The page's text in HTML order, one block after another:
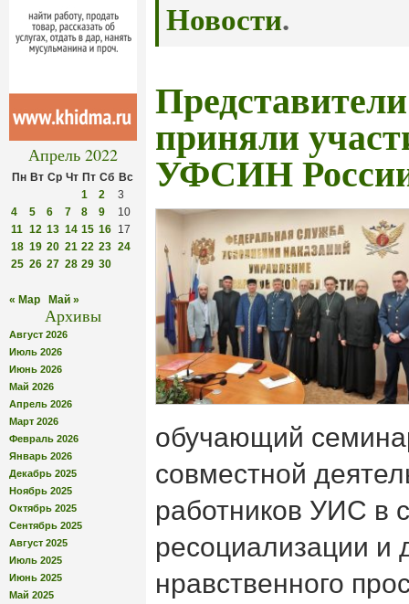
Апрель 2022
Пн Вт Ср Чт Пт Сб Вс
1
2
3
4
5 6 7 8 9
10
11 12 13 14 15 16 17
18 19 20 21 22 23 24
25 26 27 28 29 30
« Мар Май »
Архивы
Август 2026
Июль 2026
Июнь 2026
Май 2026
Апрель 2026
Март 2026
Февраль 2026
Январь 2026
Декабрь 2025
Ноябрь 2025
Октябрь 2025
Сентябрь 2025
Август 2025
Июль 2025
Июнь 2025
Май 2025
Новости.
приняли
УФСИН
обучающий
совместной
работников УИС в
ресоциализации и
нравственного